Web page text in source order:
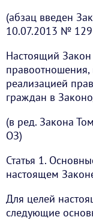
(абзац введен
10.07.2013 №
Настоящий Закон
реализацией
граждан в
(в ред. Закона
ОЗ)
Статья 1.
настоящем
Для целей
следующие